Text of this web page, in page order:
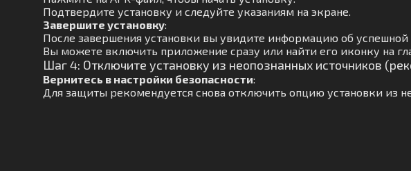
Подтвердите установку и следуйте указаниям на экране.
Завершите установку:
После завершения установки вы увидите информацию об успешной
Вы можете включить приложение сразу или найти его иконку на
Шаг 4: Отключите установку из неопознанных источников
Вернитесь в настройки безопасности:
Для защиты рекомендуется снова отключить опцию установки из